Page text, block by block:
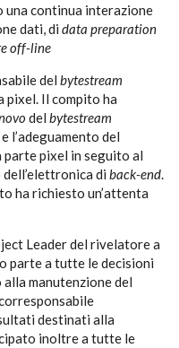
una continua interazione
dati, di data preparation
off-line
del bytestream
Il compito ha
del bytestream
l’adeguamento del
parte pixel in seguito al
di back-end.
ha richiesto un’attenta
Leader del rivelatore a
parte a tutte le decisioni
manutenzione del
destinati alla
inoltre a tutte le